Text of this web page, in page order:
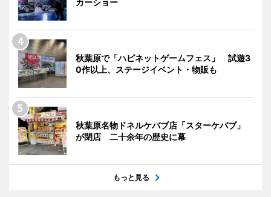
カーショー
秋葉原で「ハピネットゲームフェス」 試遊3
0作以上、ステージイベント・物販も
秋葉原名物ドネルケバブ店「スターケバブ」
が閉店 二十余年の歴史に幕
もっと見る